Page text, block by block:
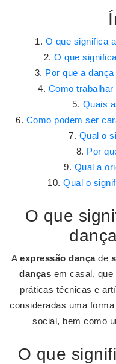
O que significa
O que
Por que a
Como
Quais
Como podem ser
Qual o
Por
Qual a
Qual o
O que
A expressão dançade
danças em casal,
práticas técnicas e
consideradas uma
social, bem como
O que